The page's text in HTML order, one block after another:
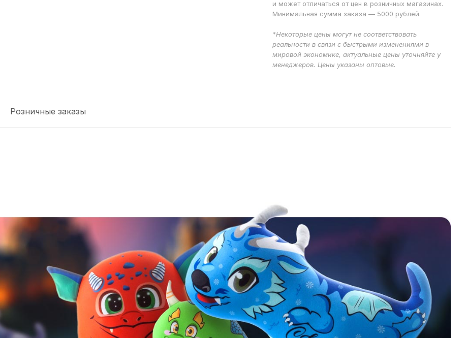
и может отличаться от цен в розничных магазинах.
Минимальная сумма заказа — 5000 рублей.
*Некоторые цены могут не соответствовать
реальности в связи с быстрыми изменениями в
мировой экономике, актуальные цены уточняйте у
менеджеров. Цены указаны оптовые.
Розничные заказы